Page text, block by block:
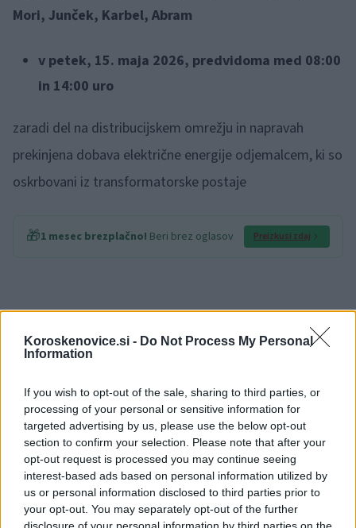
Koroskenovice.si - Do Not Process My Personal
Information
If you wish to opt-out of the sale, sharing to third parties, or
processing of your personal or sensitive information for
targeted advertising by us, please use the below opt-out
section to confirm your selection. Please note that after your
opt-out request is processed you may continue seeing
interest-based ads based on personal information utilized by
us or personal information disclosed to third parties prior to
your opt-out. You may separately opt-out of the further
disclosure of your personal information by third parties on the
Mori, Junček, Karbel, Abram
v petek, 15. maja 2026, predvidoma med 08:00
in 14:00 uro
zaradi del na distribucijskem omrežju in napravah
prekinjena dobava električne energije odjemalcem, ki so
oskrbovani iz transformatorske postaje
🎁1 mesec brezplačno! Beri brez oglasov Preizkusi zdaj
Vir:Elektro Celje
Opozorilo:Po 297. členu Kazenskega zakonika je
posameznik kazensko odgovoren za javno spodbujanje
sovraštva, nasilja ali nestrpnosti. Komentarji z žaljivimi,
rasističnimi, diskriminatornimi ali nezakonitimi vsebinami bodo